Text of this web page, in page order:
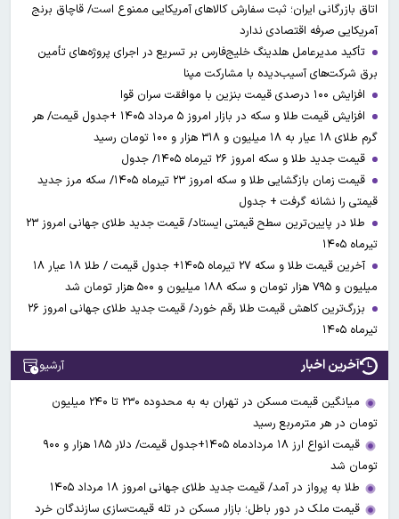
اتاق بازرگانی ایران؛ ثبت سفارش کالاهای آمریکایی ممنوع است/ قاچاق برنج
آمریکایی صرفه اقتصادی ندارد
تأکید مدیرعامل هلدینگ خلیج‌فارس بر تسریع در اجرای پروژه‌های تأمین
برق شرکت‌های آسیب‌دیده با مشارکت مپنا
افزایش ۱۰۰ درصدی قیمت بنزین با موافقت سران قوا
افزایش قیمت طلا و سکه در بازار امروز ۵ مرداد ۱۴۰۵ +جدول قیمت/ هر
گرم طلای ۱۸ عیار به ۱۸ میلیون و ۳۱۸ هزار و ۱۰۰ تومان رسید
قیمت جدید طلا و سکه امروز ۲۶ تیرماه ۱۴۰۵/ جدول
قیمت زمان بازگشایی طلا و سکه امروز ۲۳ تیرماه ۱۴۰۵/ سکه مرز جدید
قیمتی را نشانه گرفت + جدول
طلا در پایین‌ترین سطح قیمتی ایستاد/ قیمت جدید طلای جهانی امروز ۲۳
تیرماه ۱۴۰۵
آخرین قیمت طلا و سکه ۲۷ تیرماه ۱۴۰۵+ جدول قیمت / طلا ۱۸ عیار ۱۸
میلیون و ۷۹۵ هزار تومان و سکه ۱۸۸ میلیون و ۵۰۰ هزار تومان شد
بزرگ‌ترین کاهش قیمت طلا رقم خورد/ قیمت جدید طلای جهانی امروز ۲۶
تیرماه ۱۴۰۵
آخرین اخبار آرشیو
میانگین قیمت مسکن در تهران به به محدوده ۲۳۰ تا ۲۴۰ میلیون
تومان در هر مترمربع رسید
قیمت انواع ارز ۱۸ مردادماه ۱۴۰۵+جدول قیمت/ دلار ۱۸۵ هزار و ۹۰۰
تومان شد
طلا به پرواز در آمد/ قیمت جدید طلای جهانی امروز ۱۸ مرداد ۱۴۰۵
قیمت ملک در دور باطل؛ بازار مسکن در تله قیمت‌سازی سازندگان خرد